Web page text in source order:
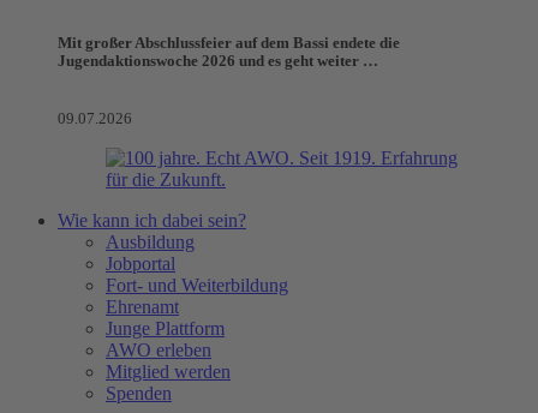
Mit großer Abschlussfeier auf dem Bassi endete die
Jugendaktionswoche 2026 und es geht weiter …
09.07.2026
Wie kann ich dabei sein?
Ausbildung
Jobportal
Fort- und Weiterbildung
Ehrenamt
Junge Plattform
AWO erleben
Mitglied werden
Spenden